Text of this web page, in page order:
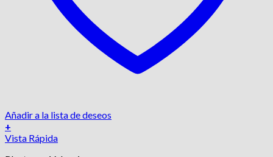
Añadir a la lista de deseos
+
Vista Rápida